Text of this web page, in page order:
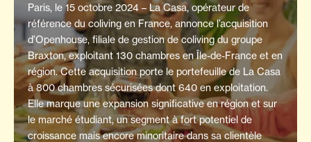
Paris, le 15 octobre 2024 – La Casa, opérateur de
référence du coliving en France, annonce l’acquisition
d’Openhouse, filiale de gestion de coliving du groupe
Braxton, exploitant 130 chambres en Île-de-France et en
région. Cette acquisition porte le portefeuille de La Casa
à 800 chambres sécurisées dont 640 en exploitation.
Elle marque une expansion significative en région et sur
le marché étudiant, un segment à fort potentiel de
croissance mais encore minoritaire dans sa clientèle